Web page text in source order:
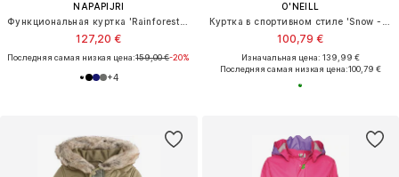
NAPAPIJRI
127,20 €
Последняя самая низкая цена:159,00 €-20%
+4
O'NEILL
100,79 €
Изначальная цена: 139,99 €
Последняя самая низкая цена:100,79 €